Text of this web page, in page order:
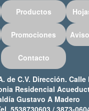
Productos
Promociones
Contacto
de C.V. Dirección.
Residencial
Gustavo A Madero